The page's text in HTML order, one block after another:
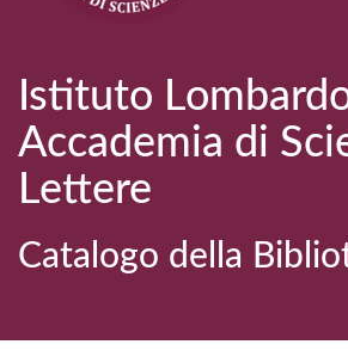
Istituto
Accademia di
Lettere
Catalogo della